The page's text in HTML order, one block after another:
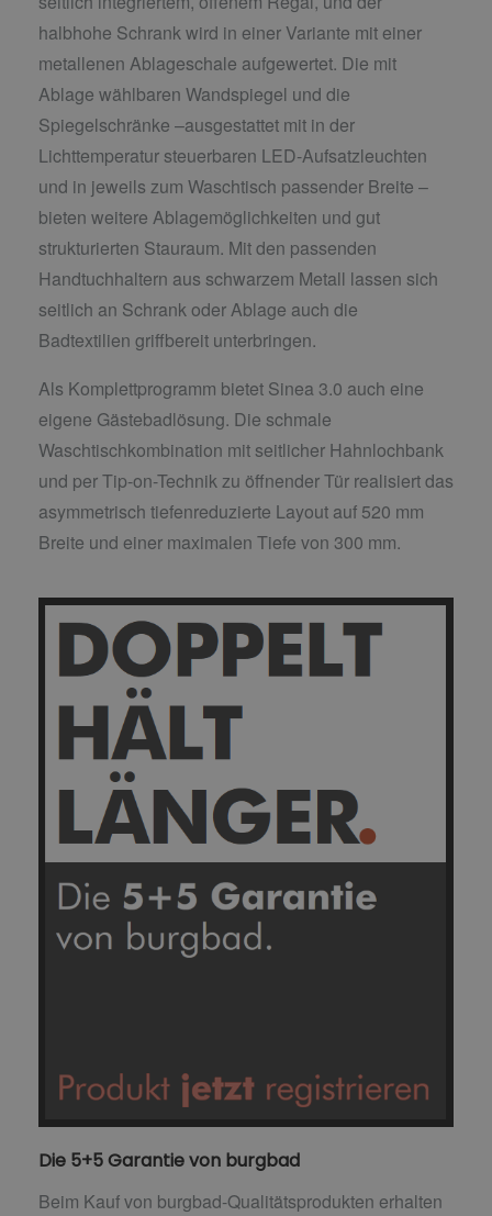
halbhohe Schrank wird in einer Variante mit einer
metallenen Ablageschale aufgewertet. Die mit
Ablage wählbaren Wandspiegel und die
Spiegelschränke –ausgestattet mit in der
Lichttemperatur steuerbaren LED-Aufsatzleuchten
und in jeweils zum Waschtisch passender Breite –
bieten weitere Ablagemöglichkeiten und gut
strukturierten Stauraum. Mit den passenden
Handtuchhaltern aus schwarzem Metall lassen sich
seitlich an Schrank oder Ablage auch die
Badtextilien griffbereit unterbringen.
Als Komplettprogramm bietet Sinea 3.0 auch eine
eigene Gästebadlösung. Die schmale
Waschtischkombination mit seitlicher Hahnlochbank
und per Tip-on-Technik zu öffnender Tür realisiert das
asymmetrisch tiefenreduzierte Layout auf 520 mm
Breite und einer maximalen Tiefe von 300 mm.
Die 5+5 Garantie von burgbad
Beim Kauf von burgbad-Qualitätsprodukten erhalten